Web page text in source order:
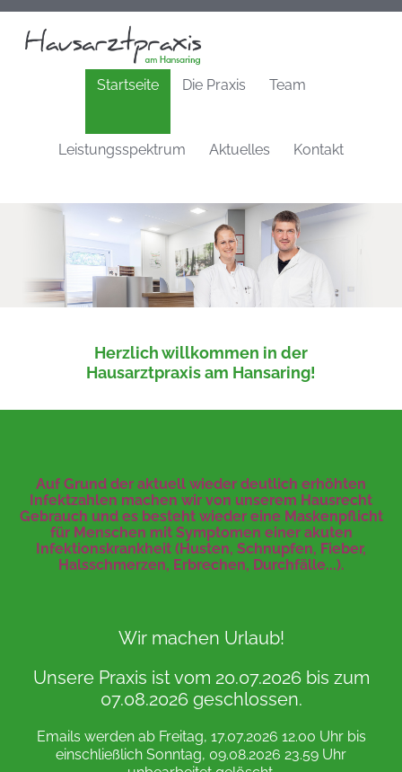
Startseite Die Praxis Team
Leistungsspektrum Aktuelles Kontakt
Herzlich willkommen in der
Hausarztpraxis am Hansaring!
Auf Grund der aktuell wieder deutlich erhöhten
Infektzahlen machen wir von unserem Hausrecht
Gebrauch und es besteht wieder eine Maskenpflicht
für Menschen mit Symptomen einer akuten
Infektionskrankheit (Husten, Schnupfen, Fieber,
Halsschmerzen, Erbrechen, Durchfälle...).
Wir machen Urlaub!
Unsere Praxis ist vom 20.07.2026 bis zum
07.08.2026 geschlossen.
Emails werden ab Freitag, 17.07.2026 12.00 Uhr bis
einschließlich Sonntag, 09.08.2026 23.59 Uhr